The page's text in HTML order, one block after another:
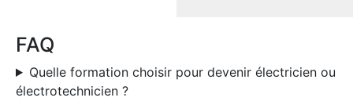
FAQ
Quelle formation choisir pour devenir électricien ou
électrotechnicien ?